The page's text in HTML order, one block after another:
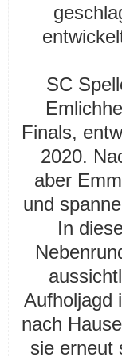
SC
Finals,
2020.
aber
und
In
Aufholjagd
nach
sie erneut